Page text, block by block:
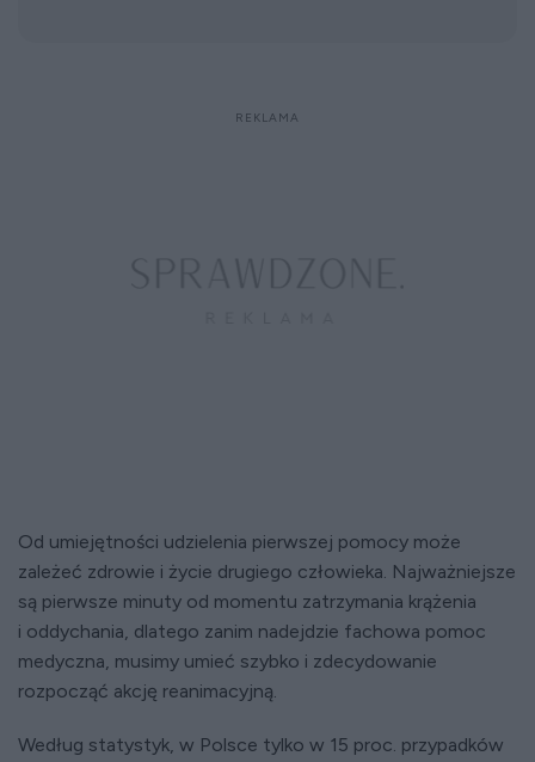
Od umiejętności udzielenia pierwszej pomocy może
zależeć zdrowie i życie drugiego człowieka. Najważniejsze
są pierwsze minuty od momentu zatrzymania krążenia
i oddychania, dlatego zanim nadejdzie fachowa pomoc
medyczna, musimy umieć szybko i zdecydowanie
rozpocząć akcję reanimacyjną.
Według statystyk, w Polsce tylko w 15 proc. przypadków